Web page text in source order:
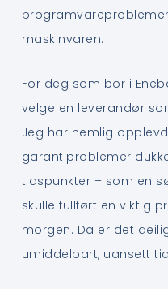
maskinvaren.
For deg som bor i
velge en leverandør
Jeg har nemlig
garantiproblemer
tidspunkter – som en
skulle fullført en viktig
morgen. Da er det
umiddelbart, uansett